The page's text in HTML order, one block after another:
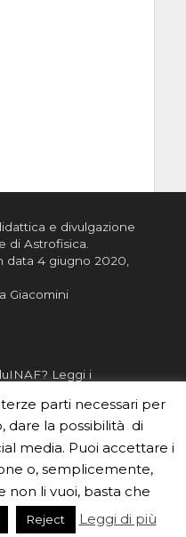
e divulgazione
di Astrofisica
data 4 giugno 2020,
Giacomini
Leggi i
risponde, per
scrivici a
oppure
parti necessari per
dare la possibilità di
media. Puoi accettare i
o, semplicemente,
non li vuoi, basta che
Reject Leggi di più